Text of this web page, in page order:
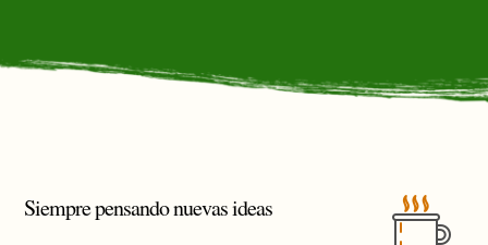
Siempre pensando nuevas ideas